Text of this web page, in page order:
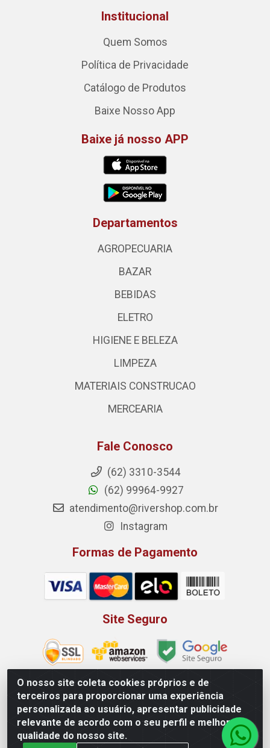
O nosso site coleta cookies próprios e de
terceiros para proporcionar uma experiência
personalizada ao usuário, apresentar publicidade
relevante de acordo com o seu perfil e melhorar a
qualidade do nosso site.
Institucional
Quem Somos
Política de Privacidade
Catálogo de Produtos
Baixe Nosso App
Baixe já nosso APP
Departamentos
AGROPECUARIA
BAZAR
BEBIDAS
ELETRO
HIGIENE E BELEZA
LIMPEZA
MATERIAIS CONSTRUCAO
MERCEARIA
Fale Conosco
(62) 3310-3544
(62) 99964-9927
atendimento@rivershop.com.br
Instagram
Formas de Pagamento
Site Seguro
Rio Vermelho Distribuição de Alimentos LTDA - Rodovia BR,
153, KM 52 N 00 QD 00 LT 16 - Bairro Jardim Eldorado,
Anápolis/GO - CEP 75.045-190 - CNPJ 10.912.900/0002-40